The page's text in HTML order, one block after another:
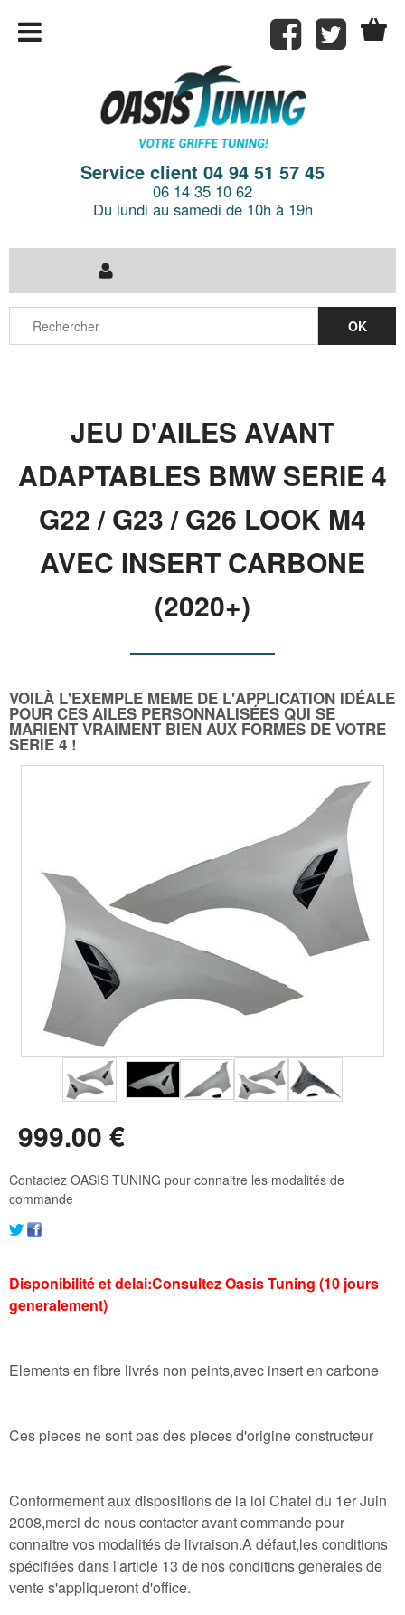
Service client 04 94 51 57 45
06 14 35 10 62
Du lundi au samedi de 10h à 19h
JEU D'AILES AVANT
ADAPTABLES BMW SERIE 4
G22 / G23 / G26 LOOK M4
AVEC INSERT CARBONE
(2020+)
VOILÀ L'EXEMPLE MEME DE L'APPLICATION IDÉALE
POUR CES AILES PERSONNALISÉES QUI SE
MARIENT VRAIMENT BIEN AUX FORMES DE VOTRE
SERIE 4 !
999.00 €
Contactez OASIS TUNING pour connaitre les modalités de
commande
Disponibilité et delai:Consultez Oasis Tuning (10 jours
generalement)
Elements en fibre livrés non peints,avec insert en carbone
Ces pieces ne sont pas des pieces d'origine constructeur
Conformement aux dispositions de la loi Chatel du 1er Juin
2008,merci de nous contacter avant commande pour
connaitre vos modalités de livraison.A défaut,les conditions
spécifiées dans l'article 13 de nos conditions generales de
vente s'appliqueront d'office.